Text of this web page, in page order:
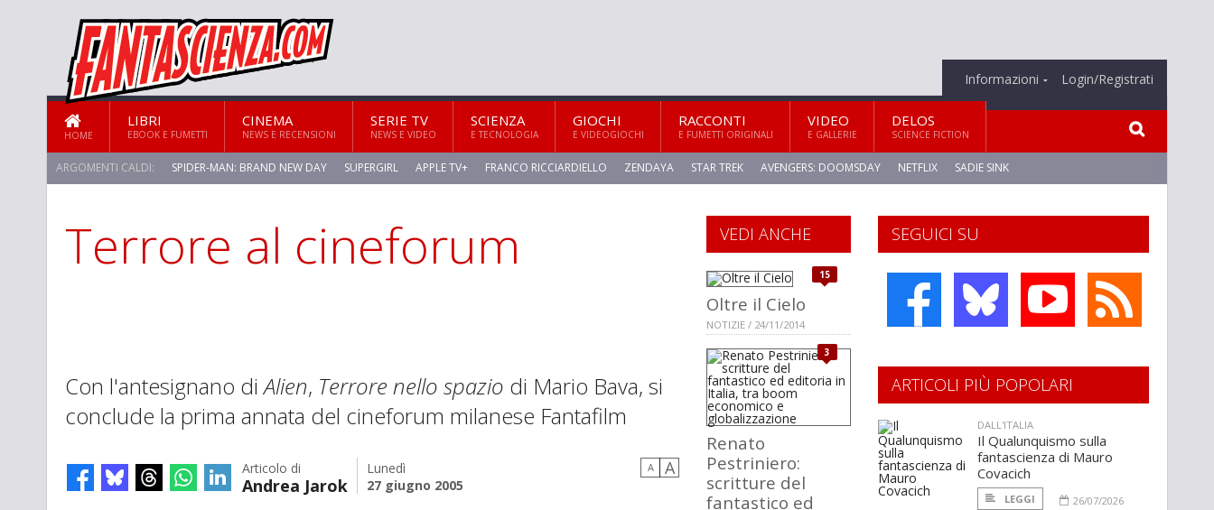
Informazioni Login/Registrati
HOME
LIBRI
EBOOK E FUMETTI
CINEMA
NEWS E RECENSIONI
SERIE TV
NEWS E VIDEO
SCIENZA
E TECNOLOGIA
GIOCHI
E VIDEOGIOCHI
RACCONTI
E FUMETTI ORIGINALI
VIDEO
E GALLERIE
DELOS
SCIENCE FICTION
ARGOMENTI CALDI: SPIDER-MAN: BRAND NEW DAY SUPERGIRL APPLE TV+ FRANCO RICCIARDIELLO ZENDAYA STAR TREK AVENGERS: DOOMSDAY NETFLIX SADIE SINK
Terrore al cineforum
Con l'antesignano diAlien, Terrore nello spazio di Mario Bava, si
conclude la prima annata del cineforum milanese Fantafilm
Articolo di
Andrea Jarok
Lunedì
27 giugno 2005
A A
SEGUICI SU
VEDI ANCHE
15
Oltre il Cielo
NOTIZIE / 24/11/2014
3
Renato
Pestriniero:
scritture del
fantastico ed
ARTICOLI PIÙ POPOLARI
DALL'ITALIA
Il Qualunquismo sulla
fantascienza di Mauro
Covacich
LEGGI
26/07/2026